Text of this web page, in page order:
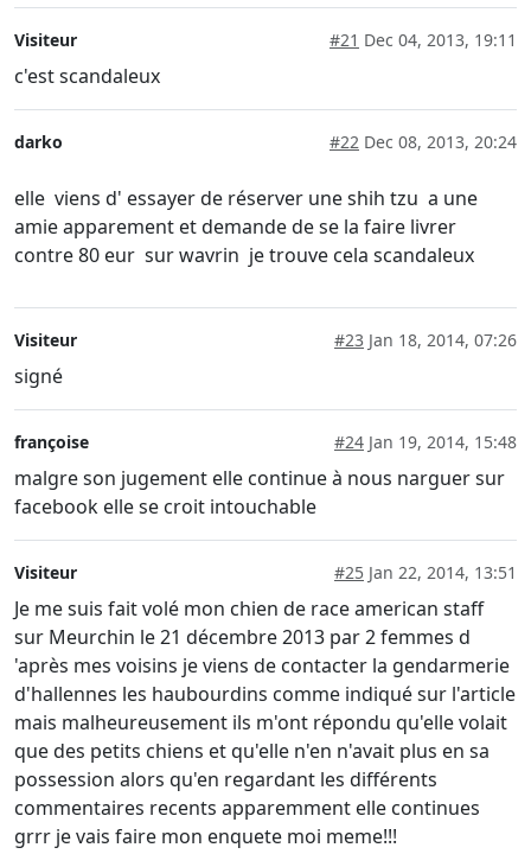
Visiteur #21 Dec 04, 2013, 19:11
c'est scandaleux
darko #22 Dec 08, 2013, 20:24
elle viens d' essayer de réserver une shih tzu a une
amie apparement et demande de se la faire livrer
contre 80 eur sur wavrin je trouve cela scandaleux
Visiteur #23 Jan 18, 2014, 07:26
signé
françoise #24 Jan 19, 2014, 15:48
malgre son jugement elle continue à nous narguer sur
facebook elle se croit intouchable
Visiteur #25 Jan 22, 2014, 13:51
Je me suis fait volé mon chien de race american staff
sur Meurchin le 21 décembre 2013 par 2 femmes d
'après mes voisins je viens de contacter la gendarmerie
d'hallennes les haubourdins comme indiqué sur l'article
mais malheureusement ils m'ont répondu qu'elle volait
que des petits chiens et qu'elle n'en n'avait plus en sa
possession alors qu'en regardant les différents
commentaires recents apparemment elle continues
grrr je vais faire mon enquete moi meme!!!